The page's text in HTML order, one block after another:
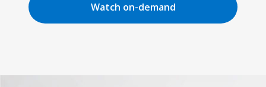
Watch on-demand